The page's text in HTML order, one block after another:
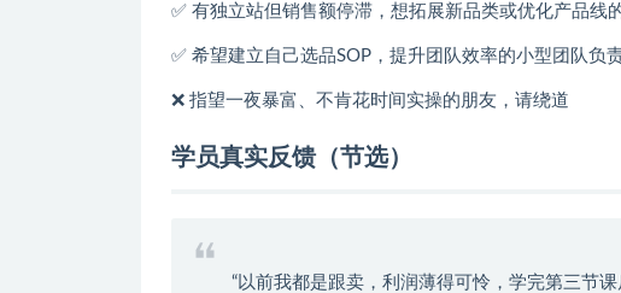
✅ 有独立站但销售额停滞，想拓展新品类或优化产品线
✅ 希望建立自己选品SOP，提升团队效率的小型团队负
❌ 指望一夜暴富、不肯花时间实操的朋友，请绕道
学员真实反馈（节选）
“以前我都是跟卖，利润薄得可怜，学完第三节